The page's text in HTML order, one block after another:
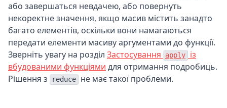
або завершаться невдачею, або повернуть
некоректне значення, якщо масив містить занадто
багато елементів, оскільки вони намагаються
передати елементи масиву аргументами до функції.
Зверніть увагу на розділ Застосування apply
із
вбудованими функціями для отримання подробиць.
Рішення з
reduce не має такої проблеми.